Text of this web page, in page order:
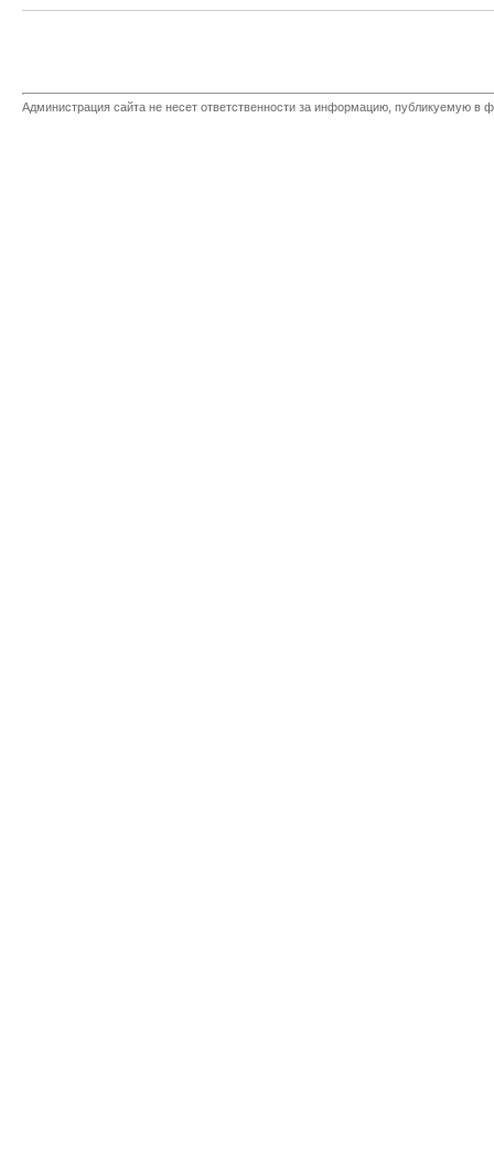
Администрация сайта не несет ответственности за информацию, публикуемую